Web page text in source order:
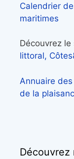
Calendrier
maritimes
Découvrez le
littoral,
Annuaire
de la
Découvrez